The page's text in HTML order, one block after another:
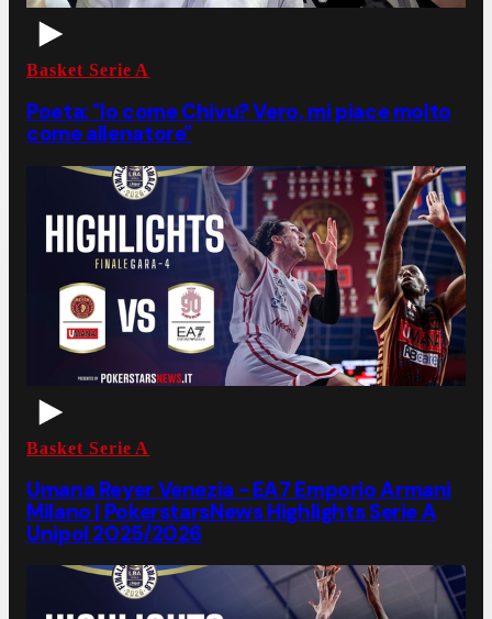
Basket Serie A
Poeta: "Io come Chivu? Vero, mi piace molto
come allenatore"
Basket Serie A
Umana Reyer Venezia - EA7 Emporio Armani
Milano | PokerstarsNews Highlights Serie A
Unipol 2025/2026